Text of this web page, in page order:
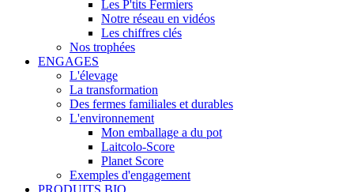
Les P'tits Fermiers
Notre réseau en vidéos
Les chiffres clés
Nos trophées
ENGAGES
L'élevage
La transformation
Des fermes familiales et durables
L'environnement
Mon emballage a du pot
Laitcolo-Score
Planet Score
Exemples d'engagement
PRODUITS BIO